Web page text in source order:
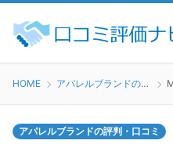
HOME アパレルブランドの評判・口コミ
アパレルブランドの評判・口コミ